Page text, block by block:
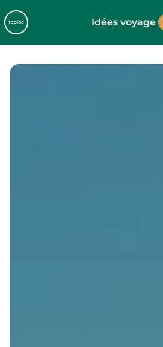
Idées voyage